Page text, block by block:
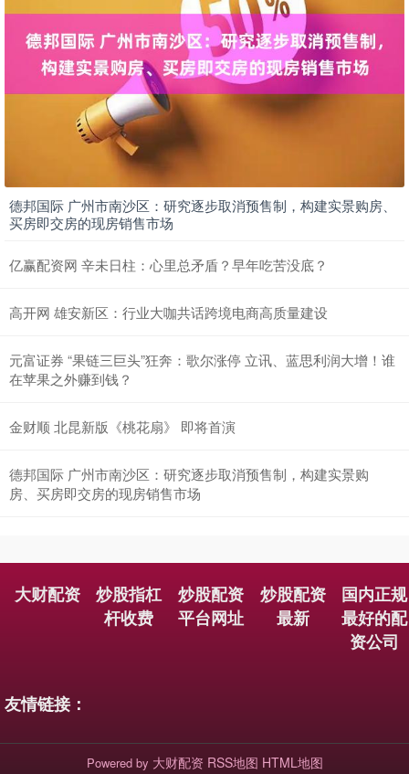
德邦国际 广州市南沙区：研究逐步取消预售制，构建实景购房、
买房即交房的现房销售市场
亿赢配资网 辛未日柱：心里总矛盾？早年吃苦没底？
高开网 雄安新区：行业大咖共话跨境电商高质量建设
元富证券 “果链三巨头”狂奔：歌尔涨停 立讯、蓝思利润大增！谁
在苹果之外赚到钱？
金财顺 北昆新版《桃花扇》 即将首演
德邦国际 广州市南沙区：研究逐步取消预售制，构建实景购
房、买房即交房的现房销售市场
大财配资
炒股指杠
杆收费
炒股配资
平台网址
炒股配资
最新
国内正规
最好的配
资公司
友情链接：
Powered by 大财配资 RSS地图 HTML地图